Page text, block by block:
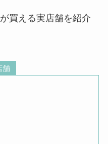
買える実店舗を紹介
舗